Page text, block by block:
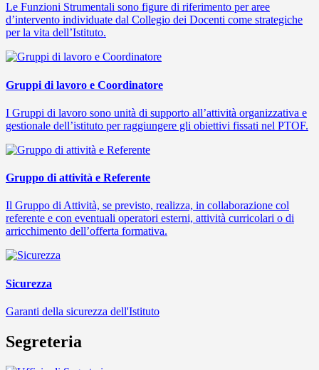
Le Funzioni Strumentali sono figure di riferimento per aree
d’intervento individuate dal Collegio dei Docenti come strategiche
per la vita dell’Istituto.
Gruppi di lavoro e Coordinatore
I Gruppi di lavoro sono unità di supporto all’attività organizzativa e
gestionale dell’istituto per raggiungere gli obiettivi fissati nel PTOF.
Gruppo di attività e Referente
Il Gruppo di Attività, se previsto, realizza, in collaborazione col
referente e con eventuali operatori esterni, attività curricolari o di
arricchimento dell’offerta formativa.
Sicurezza
Garanti della sicurezza dell'Istituto
Segreteria